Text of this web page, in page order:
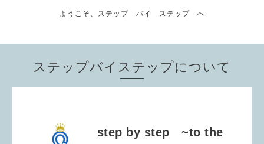
ようこそ、ステップ バイ ステップ へ
ステップバイステップについて
step by step ~to the